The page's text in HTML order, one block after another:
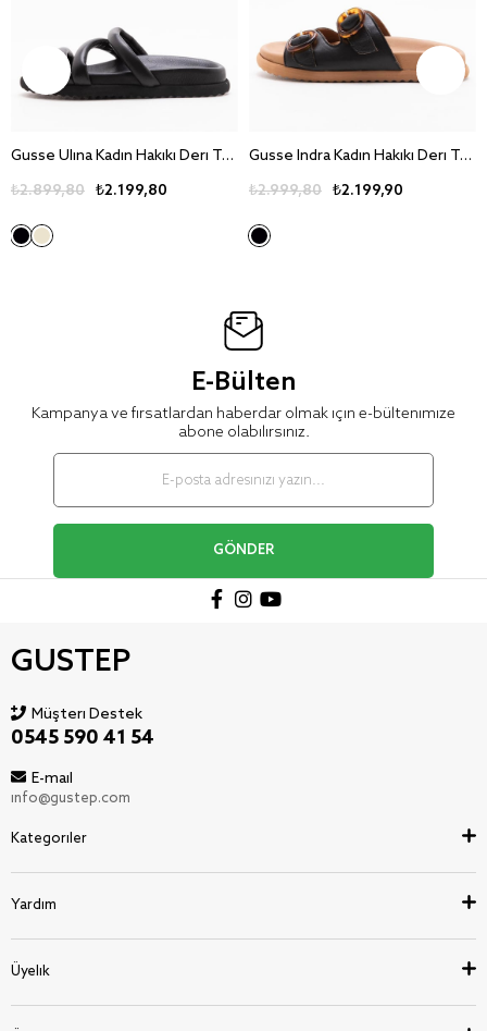
Gusse Ulina Kadin Hakiki Deri Terlik 260717
₺2.199,80
₺2.899,80
Gusse Indra Kadin Hakiki Deri Terlik 260715
₺2.199,90
₺2.999,80
E-Bülten
Kampanya ve fırsatlardan haberdar olmak için e-bültenimize
abone olabilirsiniz.
GÖNDER
GUSTEP
Müşteri Destek
0545 590 41 54
E-mail
info@gustep.com
Kategoriler
Yardım
Üyelik